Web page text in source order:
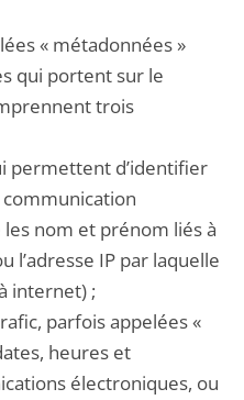
« métadonnées »
qui portent sur le
trois
permettent d’identifier
communication
nom et prénom liés à
l’adresse IP par laquelle
internet) ;
parfois appelées «
heures et
électroniques, ou